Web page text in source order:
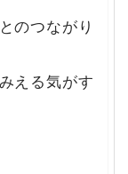
のつながり
える気がす